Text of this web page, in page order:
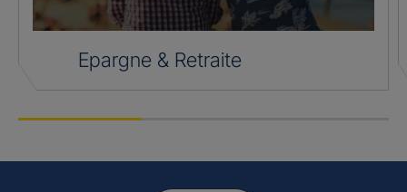
Epargne & Retraite